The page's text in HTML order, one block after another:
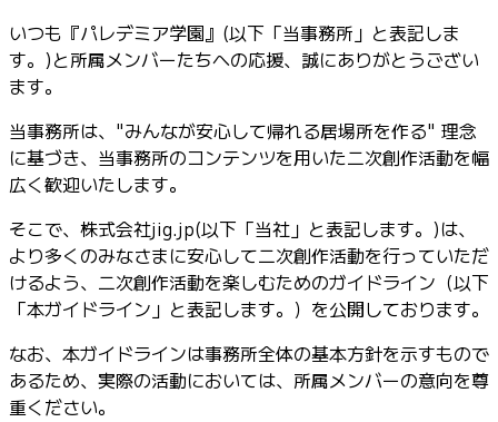
いつも『パレデミア学園』(以下「当事務所」と表記しま
す。)と所属メンバーたちへの応援、誠にありがとうござい
ます。
当事務所は、"みんなが安心して帰れる居場所を作る" 理念
に基づき、当事務所のコンテンツを用いた二次創作活動を幅
広く歓迎いたします。
そこで、株式会社jig.jp(以下「当社」と表記します。)は、
より多くのみなさまに安心して二次創作活動を行っていただ
けるよう、二次創作活動を楽しむためのガイドライン（以下
「本ガイドライン」と表記します。）を公開しております。
なお、本ガイドラインは事務所全体の基本方針を示すもので
あるため、実際の活動においては、所属メンバーの意向を尊
重ください。